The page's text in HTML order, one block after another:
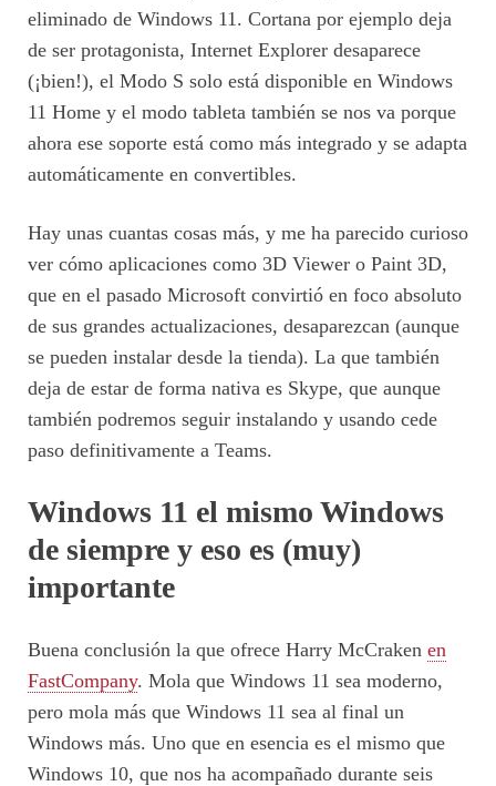
eliminado de Windows 11. Cortana por ejemplo deja
de ser protagonista, Internet Explorer desaparece
(¡bien!), el Modo S solo está disponible en Windows
11 Home y el modo tableta también se nos va porque
ahora ese soporte está como más integrado y se adapta
automáticamente en convertibles.
Hay unas cuantas cosas más, y me ha parecido curioso
ver cómo aplicaciones como 3D Viewer o Paint 3D,
que en el pasado Microsoft convirtió en foco absoluto
de sus grandes actualizaciones, desaparezcan (aunque
se pueden instalar desde la tienda). La que también
deja de estar de forma nativa es Skype, que aunque
también podremos seguir instalando y usando cede
paso definitivamente a Teams.
Windows 11 el mismo Windows
de siempre y eso es (muy)
importante
Buena conclusión la que ofrece Harry McCraken en
FastCompany. Mola que Windows 11 sea moderno,
pero mola más que Windows 11 sea al final un
Windows más. Uno que en esencia es el mismo que
Windows 10, que nos ha acompañado durante seis